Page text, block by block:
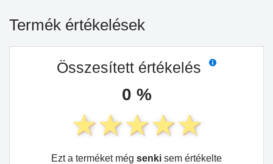
Termék értékelések
Összesített értékelés
0 %
Ezt a terméket még senki sem értékelte